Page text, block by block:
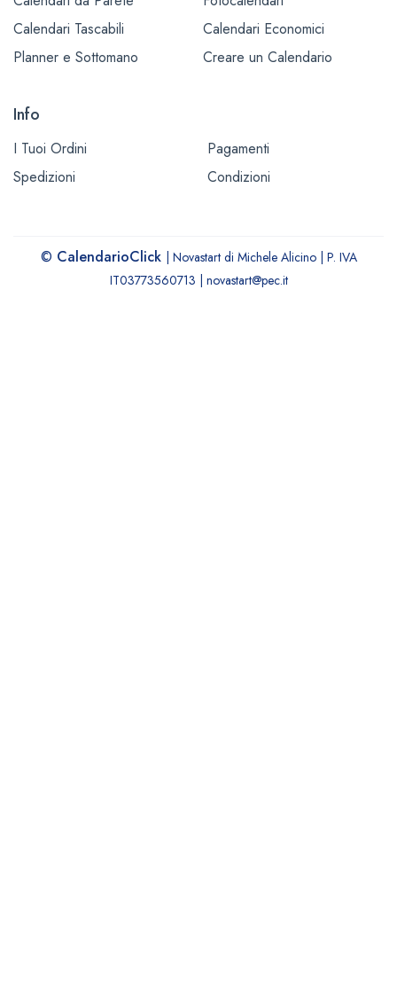
Calendari Tascabili
Planner e Sottomano
Calendari Economici
Creare un Calendario
Info
I Tuoi Ordini
Pagamenti
Spedizioni
Condizioni
© CalendarioClick
| Novastart di Michele Alicino | P. IVA
IT03773560713 | novastart@pec.it